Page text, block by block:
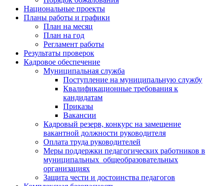
Национальные проекты
Планы работы и графики
План на месяц
План на год
Регламент работы
Результаты проверок
Кадровое обеспечение
Муниципальная служба
Поступление на муниципальную службу
Квалификационные требования к
кандидатам
Приказы
Вакансии
Кадровый резерв, конкурс на замещение
вакантной должности руководителя
Оплата труда руководителей
Меры поддержки педагогических работников в
муниципальных общеобразовательных
организациях
Защита чести и достоинства педагогов